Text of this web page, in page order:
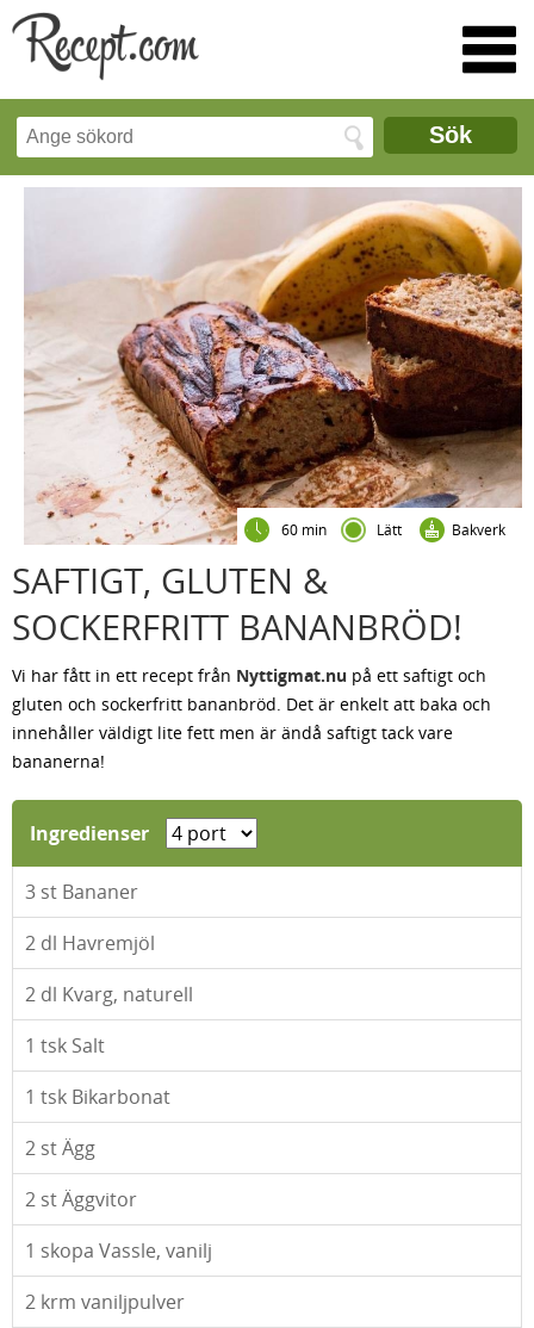
Sök
60 min Lätt Bakverk
SAFTIGT, GLUTEN &
SOCKERFRITT BANANBRÖD!
Vi har fått in ett recept från Nyttigmat.nu på ett saftigt och
gluten och sockerfritt bananbröd. Det är enkelt att baka och
innehåller väldigt lite fett men är ändå saftigt tack vare
bananerna!
Ingredienser
3 st Bananer
2 dl Havremjöl
2 dl Kvarg, naturell
1 tsk Salt
1 tsk Bikarbonat
2 st Ägg
2 st Äggvitor
1 skopa Vassle, vanilj
2 krm vaniljpulver